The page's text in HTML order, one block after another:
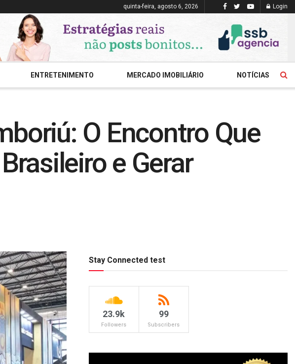
quinta-feira, agosto 6, 2026 Login
ENTRETENIMENTO MERCADO IMOBILIÁRIO NOTÍCIAS
O Encontro Que
e Gerar
Stay Connected test
23.9k
Followers
99
Subscribers